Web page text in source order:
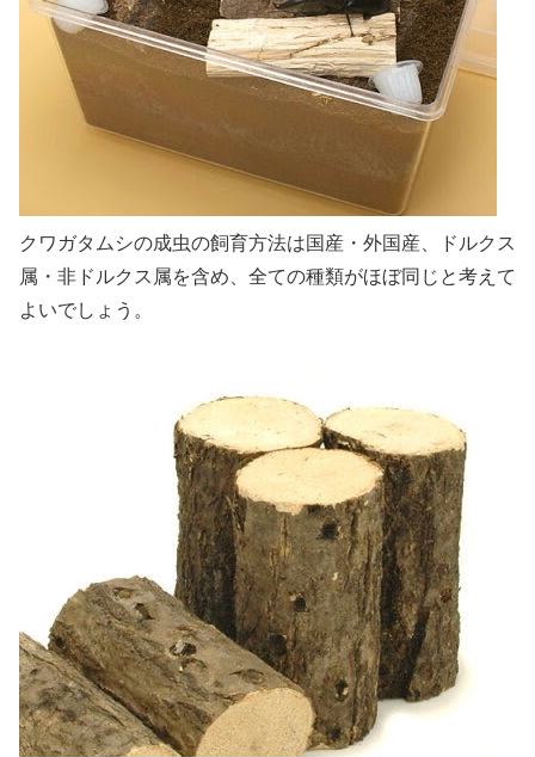
クワガタムシの成虫の飼育方法は国産・外国産、ドルクス
属・非ドルクス属を含め、全ての種類がほぼ同じと考えて
よいでしょう。